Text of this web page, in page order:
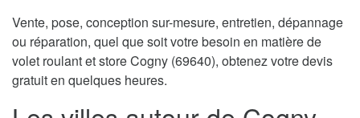
Vente, pose, conception sur-mesure, entretien, dépannage
ou réparation, quel que soit votre besoin en matière de
volet roulant et store Cogny (69640), obtenez votre devis
gratuit en quelques heures.